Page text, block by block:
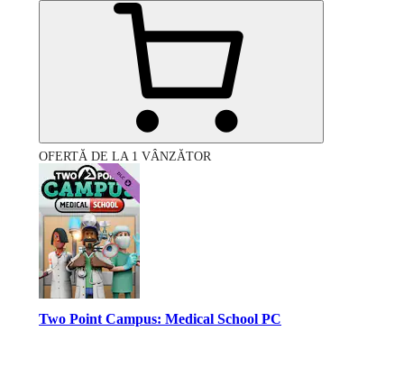
OFERTĂ DE LA 1 VÂNZĂTOR
Two Point Campus: Medical School PC